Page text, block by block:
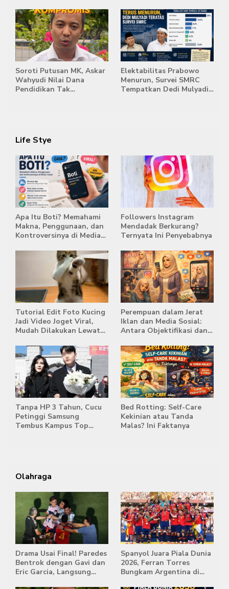
Kemandirian Siswa
Stockpile Batu Bara Masih
Mengepung Candi Muaro
Jambi
Soroti Putusan MK, Askar
Wahyudi Nilai Dana
Pendidikan Tak
Elektabilitas Prabowo
Menurun, Survei SMRC
Tempatkan Dedi Mulyadi
Life Stye
Apa Itu Boti? Memahami
Makna, Penggunaan, dan
Kontroversinya di Media
Followers Instagram
Mendadak Berkurang?
Ternyata Ini Penyebabnya
Tutorial Edit Foto Kucing
Jadi Video Joget Viral,
Mudah Dilakukan Lewat
Perempuan dalam Jerat
Iklan dan Media Sosial:
Antara Objektifikasi dan
Tanpa HP 3 Tahun, Cucu
Petinggi Samsung
Tembus Kampus Top
Bed Rotting: Self-Care
Kekinian atau Tanda
Malas? Ini Faktanya
Olahraga
Drama Usai Final! Paredes
Bentrok dengan Gavi dan
Eric Garcia, Langsung
Spanyol Juara Piala Dunia
2026, Ferran Torres
Bungkam Argentina di